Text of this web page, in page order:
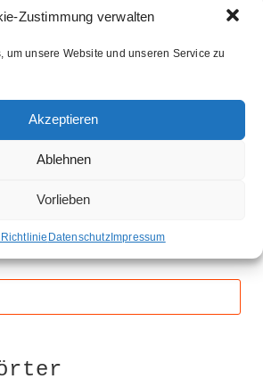
Zustimmung verwalten
um unsere Website und unseren Service zu
Akzeptieren
Ablehnen
Vorlieben
DatenschutzImpressum
Berufskolleg I
Eingangsklasse
einer Funktion an der y-Achse –
Funktion an der y-Achse. Hier
passiert und wie man zum Term